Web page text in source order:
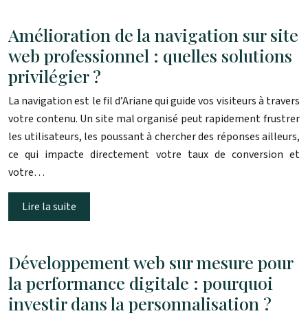
Amélioration de la navigation sur site
web professionnel : quelles solutions
privilégier ?
La navigation est le fil d’Ariane qui guide vos visiteurs à travers
votre contenu. Un site mal organisé peut rapidement frustrer
les utilisateurs, les poussant à chercher des réponses ailleurs,
ce qui impacte directement votre taux de conversion et
votre…
Lire la suite
Développement web sur mesure pour
la performance digitale : pourquoi
investir dans la personnalisation ?